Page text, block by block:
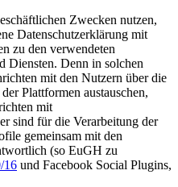
Zwecken nutzen,
Datenschutzerklärung mit
zu den verwendeten
Diensten. Denn in solchen
mit den Nutzern über die
Plattformen austauschen,
mit
sind für die Verarbeitung der
gemeinsam mit den
(so EuGH zu
16 und Facebook Social Plugins,